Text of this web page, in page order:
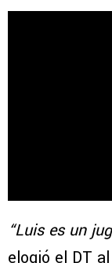
“Luis es un
elogió el DT